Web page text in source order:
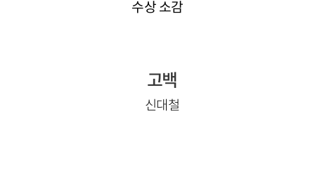
수상 소감
고백
신대철